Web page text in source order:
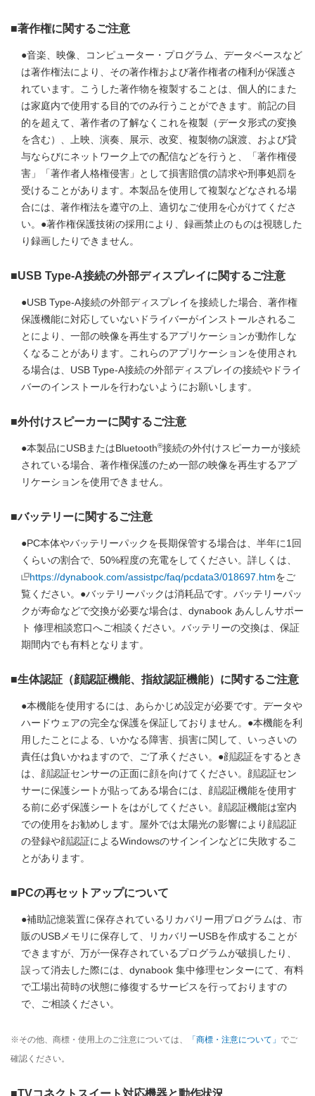
■著作権に関するご注意
●音楽、映像、コンピューター・プログラム、データベースなど
は著作権法により、その著作権および著作権者の権利が保護さ
れています。こうした著作物を複製することは、個人的にまた
は家庭内で使用する目的でのみ行うことができます。前記の目
的を超えて、著作者の了解なくこれを複製（データ形式の変換
を含む）、上映、演奏、展示、改変、複製物の譲渡、および貸
与ならびにネットワーク上での配信などを行うと、「著作権侵
害」「著作者人格権侵害」として損害賠償の請求や刑事処罰を
受けることがあります。本製品を使用して複製などなされる場
合には、著作権法を遵守の上、適切なご使用を心がけてくださ
い。●著作権保護技術の採用により、録画禁止のものは視聴した
り録画したりできません。
■USB Type-A接続の外部ディスプレイに関するご注意
●USB Type-A接続の外部ディスプレイを接続した場合、著作権
保護機能に対応していないドライバーがインストールされるこ
とにより、一部の映像を再生するアプリケーションが動作しな
くなることがあります。これらのアプリケーションを使用され
る場合は、USB Type-A接続の外部ディスプレイの接続やドライ
バーのインストールを行わないようにお願いします。
■外付けスピーカーに関するご注意
●本製品にUSBまたはBluetooth®接続の外付けスピーカーが接続
されている場合、著作権保護のため一部の映像を再生するアプ
リケーションを使用できません。
■バッテリーに関するご注意
●PC本体やバッテリーパックを長期保管する場合は、半年に1回
くらいの割合で、50%程度の充電をしてください。詳しくは、
https://dynabook.com/assistpc/faq/pcdata3/018697.htmをご
覧ください。●バッテリーパックは消耗品です。バッテリーパッ
クが寿命などで交換が必要な場合は、dynabook あんしんサポー
ト 修理相談窓口へご相談ください。バッテリーの交換は、保証
期間内でも有料となります。
■生体認証（顔認証機能、指紋認証機能）に関するご注意
●本機能を使用するには、あらかじめ設定が必要です。データや
ハードウェアの完全な保護を保証しておりません。●本機能を利
用したことによる、いかなる障害、損害に関して、いっさいの
責任は負いかねますので、ご了承ください。●顔認証をするとき
は、顔認証センサーの正面に顔を向けてください。顔認証セン
サーに保護シートが貼ってある場合には、顔認証機能を使用す
る前に必ず保護シートをはがしてください。顔認証機能は室内
での使用をお勧めします。屋外では太陽光の影響により顔認証
の登録や顔認証によるWindowsのサインインなどに失敗するこ
とがあります。
■PCの再セットアップについて
●補助記憶装置に保存されているリカバリー用プログラムは、市
販のUSBメモリに保存して、リカバリーUSBを作成することが
できますが、万が一保存されているプログラムが破損したり、
誤って消去した際には、dynabook 集中修理センターにて、有料
で工場出荷時の状態に修復するサービスを行っておりますの
で、ご相談ください。
※その他、商標・使用上のご注意については、 「商標・注意について」 でご
確認ください。
■TVコネクトスイート対応機器と動作状況